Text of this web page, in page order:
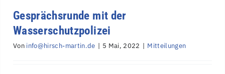
Gesprächsrunde mit der
Wasserschutzpolizei
Von info@hirsch-martin.de | 5 Mai, 2022 | Mitteilungen